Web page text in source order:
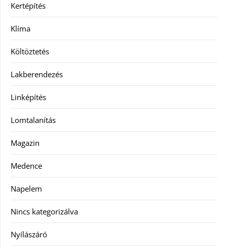
Kertépítés
Klíma
Költöztetés
Lakberendezés
Linképítés
Lomtalanítás
Magazin
Medence
Napelem
Nincs kategorizálva
Nyílászáró